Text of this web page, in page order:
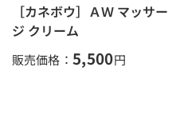
［カネボウ］ＡＷ マッサー
ジ クリーム
販売価格： 5,500円